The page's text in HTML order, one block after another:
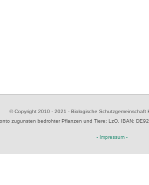
© Copyright 2010 - 2021 - Biologische Schutzgemeinschaft
zugunsten bedrohter Pflanzen und Tiere: LzO, IBAN: D
- Impressum -